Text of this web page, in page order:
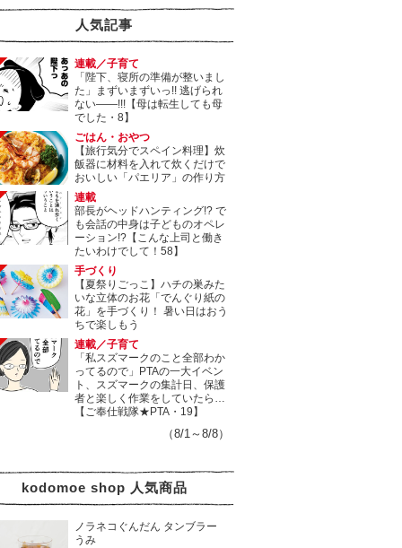
人気記事
連載／子育て
「陛下、寝所の準備が整いまし
た」まずいまずいっ!! 逃げられ
ない――!!!【母は転生しても母
でした・8】
ごはん・おやつ
【旅行気分でスペイン料理】炊
飯器に材料を入れて炊くだけで
おいしい「パエリア」の作り方
連載
部長がヘッドハンティング!? で
も会話の中身は子どものオペレ
ーション!?【こんな上司と働き
たいわけでして！58】
手づくり
【夏祭りごっこ】ハチの巣みた
いな立体のお花「でんぐり紙の
花」を手づくり！ 暑い日はおう
ちで楽しもう
連載／子育て
「私スズマークのこと全部わか
ってるので」PTAの一大イベン
ト、スズマークの集計日、保護
者と楽しく作業をしていたら…
【ご奉仕戦隊★PTA・19】
（8/1～8/8）
kodomoe shop 人気商品
ノラネコぐんだん タンブラー
うみ